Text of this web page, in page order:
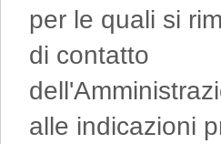
per le quali si
di contatto
alle indicazioni